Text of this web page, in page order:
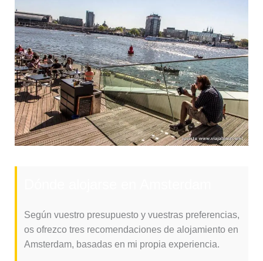
Según vuestro presupuesto y vuestras preferencias,
os ofrezco tres recomendaciones de alojamiento en
Amsterdam, basadas en mi propia experiencia.